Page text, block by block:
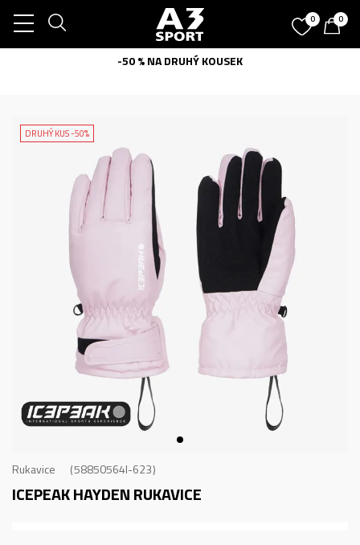
0 0
-50 % NA DRUHÝ KOUSEK
DRUHÝ KUS -50%
Rukavice 58850564I-623
ICEPEAK HAYDENRUKAVICE